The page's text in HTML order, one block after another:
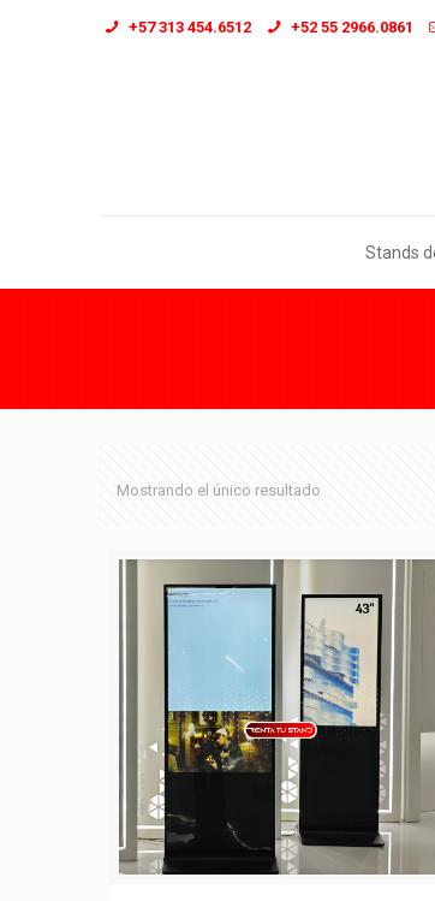
+57 313 454.6512 +52 55 2966.0861
Stands
Mostrando el único resultado